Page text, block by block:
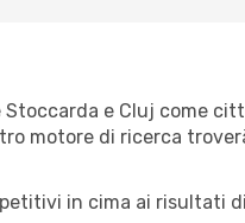
e Cluj come
motore di ricerca
in cima ai risultati